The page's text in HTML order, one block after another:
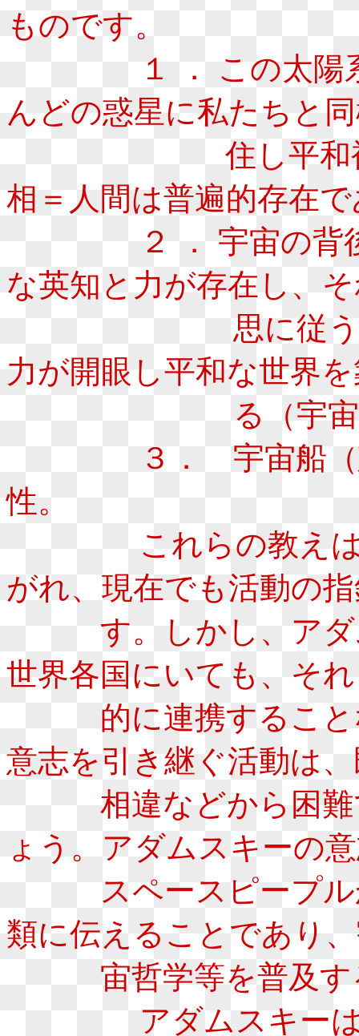
ものです。
１ ． この太陽系の
んどの惑星に私たちと
住し平和裡に生
相＝人間は普遍的存在
２ ． 宇宙の背後に
な英知と力が存在し、
思に従うことに
力が開眼し平和な世界
る（宇宙哲
３． 宇宙船（惑
性。
これらの教えは、
がれ、現在でも活動の
す。しかし、アダム
世界各国にいても、そ
的に連携することな
意志を引き継ぐ活動は
相違などから困難で
ょう。アダムスキーの
スペースピープルか
類に伝えることであり
宙哲学等を普及する
アダムスキーは、